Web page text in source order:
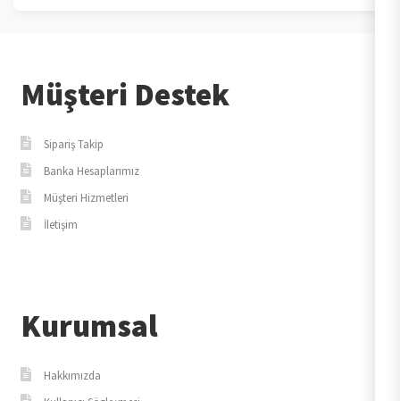
Müşteri Destek
Sipariş Takip
Banka Hesaplarımız
Müşteri Hizmetleri
İletişim
Kurumsal
Hakkımızda